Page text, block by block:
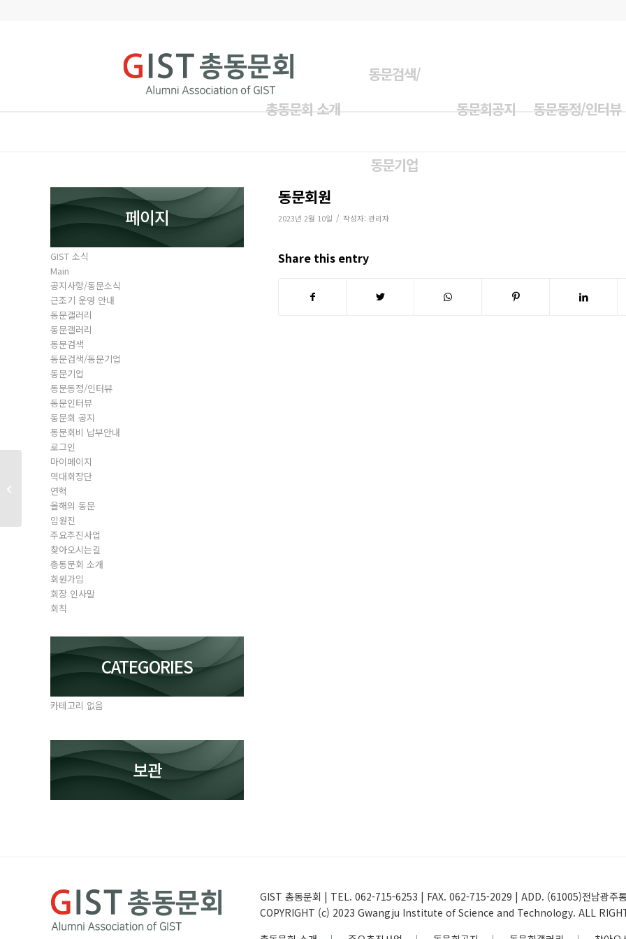
총동문회 소개
동문검색/
동문기업
동문회공지 동문동정/인터뷰
동문회원
2023년 2월 10일 / 작성자: 관리자
Share this entry
페이지
GIST 소식
Main
공지사항/동문소식
근조기 운영 안내
동문갤러리
동문갤러리
동문검색
동문검색/동문기업
동문기업
동문동정/인터뷰
동문인터뷰
동문회 공지
동문회비 납부안내
로그인
마이페이지
역대회장단
연혁
올해의 동문
임원진
주요추진사업
찾아오시는길
총동문회 소개
회원가입
회장 인사말
회칙
CATEGORIES
카테고리 없음
보관
GIST 총동문회 | TEL. 062-715-6253 | FAX. 062-715-2029 | ADD. (61005)전남광주
COPYRIGHT (c) 2023 Gwangju Institute of Science and Technology. ALL
동문회원